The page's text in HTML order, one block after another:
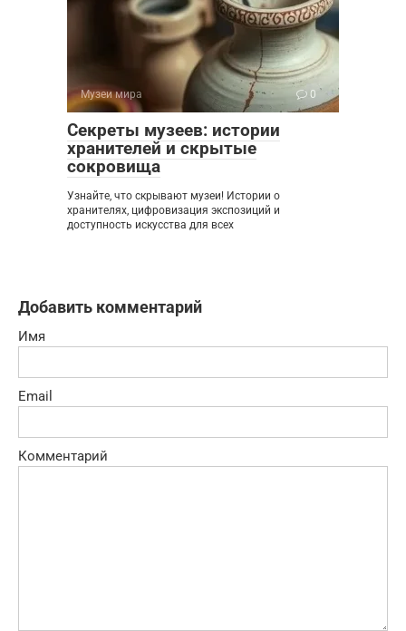
Музеи мира 0
Секреты музеев: истории
хранителей и скрытые
сокровища
Узнайте, что скрывают музеи! Истории о
хранителях, цифровизация экспозиций и
доступность искусства для всех
Добавить комментарий
Имя
Email
Комментарий